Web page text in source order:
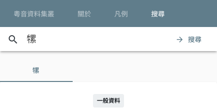
粵音資料集叢 關於 凡例 搜尋
search arrow_forward 搜尋
㹎
一般資料